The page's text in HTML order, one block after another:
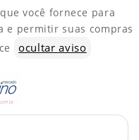
você fornece para
e permitir suas compras